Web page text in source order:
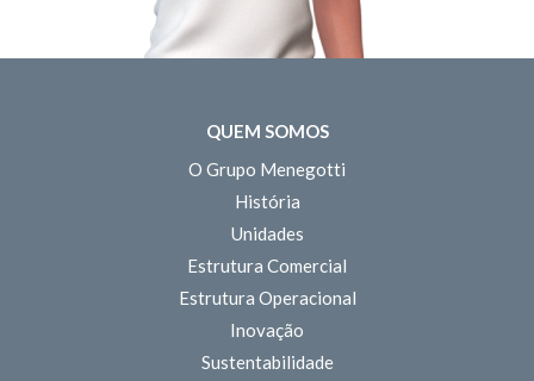
QUEM SOMOS
O Grupo Menegotti
História
Unidades
Estrutura Comercial
Estrutura Operacional
Inovação
Sustentabilidade